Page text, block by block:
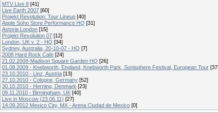
MTV Live 8 [41]
Live Earth 2007 [60]
Projekt Revolution: Tour Lineup [40]
Apple Soho Store Performance HQ [31]
Astoria London [15]
Projekt Revolution 07 [12]
London, UK v. 2 - HQ [34]
Sydney, Australia, 20-10-07 - HQ [7]
2008 Hard Rock Cafe [24]
21.02.2008-Madison Square Garden HQ [26]
01.08.2009 - Knebworth, England, Knebworth Park, Sonisphere Festival, European Tour
23.10.2010 - Linz, Austria [13]
27.10.2010 - Cologne, Germany [52]
30.10.2010 - Herning, Denmark [23]
09.11.2010 - Birmingham, UK [40]
Live in Moscow (23.06.11) [27]
14.09.2012 Mexico City, MX - Arena Ciudad de Mexico [0]